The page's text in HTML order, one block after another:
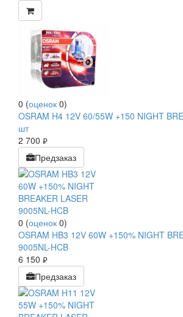
0 (оценок 0)
OSRAM H4 12V 60/55W +150 NIGHT
шт
2 700 руб.
Предзаказ
0 (оценок 0)
OSRAM HB3 12V 60W +150% NIGHT
9005NL-HCB
6 150 руб.
Предзаказ